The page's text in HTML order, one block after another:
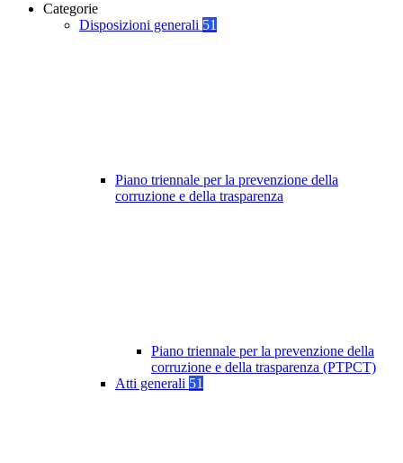
Categorie
Disposizioni generali 51
Piano triennale per la prevenzione della
corruzione e della trasparenza
Piano triennale per la prevenzione della
corruzione e della trasparenza (PTPCT)
Atti generali 51